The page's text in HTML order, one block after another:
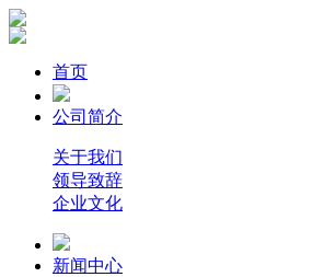
首页
公司简介
关于我们
领导致辞
企业文化
新闻中心